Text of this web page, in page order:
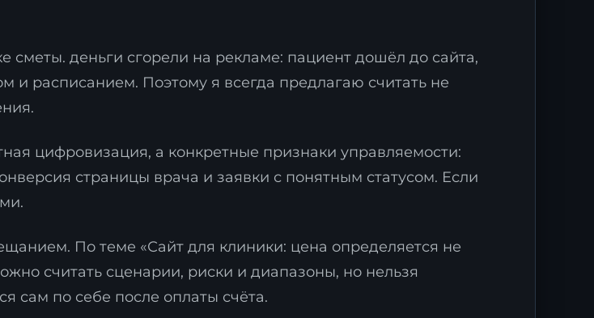
сметы. деньги сгорели на рекламе: пациент дошёл до сайта,
и расписанием. Поэтому я всегда предлагаю считать не
цифровизация, а конкретные признаки управляемости:
страницы врача и заявки с понятным статусом. Если
По теме «Сайт для клиники: цена определяется не
считать сценарии, риски и диапазоны, но нельзя
сам по себе после оплаты счёта.
плана